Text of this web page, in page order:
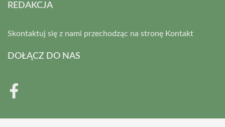
REDAKCJA
Skontaktuj się z nami przechodząc na stronę Kontakt
DOŁĄCZ DO NAS